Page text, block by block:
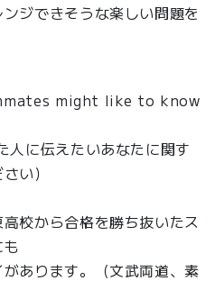
ジできそうな楽しい問題を
might like to know
人に伝えたいあなたに関す
い）
校から合格を勝ち抜いたス
あります。（文武両道、素